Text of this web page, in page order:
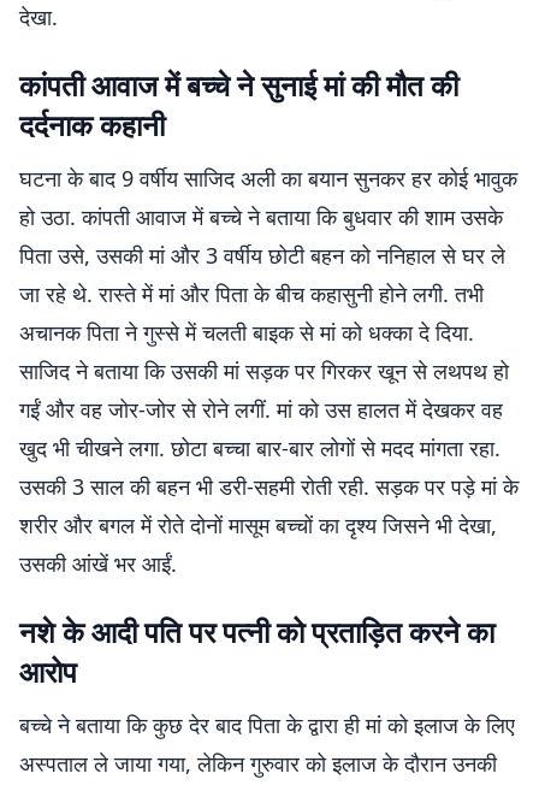
देखा.
कांपती आवाज में बच्चे ने सुनाई मां की मौत की
दर्दनाक कहानी
घटना के बाद 9 वर्षीय साजिद अली का बयान सुनकर हर कोई भावुक
हो उठा. कांपती आवाज में बच्चे ने बताया कि बुधवार की शाम उसके
पिता उसे, उसकी मां और 3 वर्षीय छोटी बहन को ननिहाल से घर ले
जा रहे थे. रास्ते में मां और पिता के बीच कहासुनी होने लगी. तभी
अचानक पिता ने गुस्से में चलती बाइक से मां को धक्का दे दिया.
साजिद ने बताया कि उसकी मां सड़क पर गिरकर खून से लथपथ हो
गईं और वह जोर-जोर से रोने लगीं. मां को उस हालत में देखकर वह
खुद भी चीखने लगा. छोटा बच्चा बार-बार लोगों से मदद मांगता रहा.
उसकी 3 साल की बहन भी डरी-सहमी रोती रही. सड़क पर पड़े मां के
शरीर और बगल में रोते दोनों मासूम बच्चों का दृश्य जिसने भी देखा,
उसकी आंखें भर आईं.
नशे के आदी पति पर पत्नी को प्रताड़ित करने का
आरोप
बच्चे ने बताया कि कुछ देर बाद पिता के द्वारा ही मां को इलाज के लिए
अस्पताल ले जाया गया, लेकिन गुरुवार को इलाज के दौरान उनकी